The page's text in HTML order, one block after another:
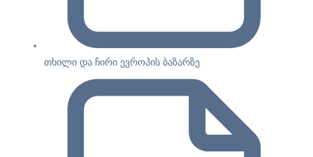
თხილი და ჩირი ევროპის ბაზარზე